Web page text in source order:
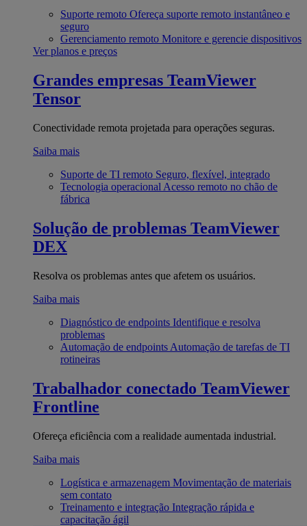
Suporte remoto Ofereça suporte remoto instantâneo e
seguro
Gerenciamento remoto Monitore e gerencie dispositivos
Ver planos e preços
Grandes empresas TeamViewer
Tensor
Conectividade remota projetada para operações seguras.
Saiba mais
Suporte de TI remoto Seguro, flexível, integrado
Tecnologia operacional Acesso remoto no chão de
fábrica
Solução de problemas TeamViewer
DEX
Resolva os problemas antes que afetem os usuários.
Saiba mais
Diagnóstico de endpoints Identifique e resolva
problemas
Automação de endpoints Automação de tarefas de TI
rotineiras
Trabalhador conectado TeamViewer
Frontline
Ofereça eficiência com a realidade aumentada industrial.
Saiba mais
Logística e armazenagem Movimentação de materiais
sem contato
Treinamento e integração Integração rápida e
capacitação ágil